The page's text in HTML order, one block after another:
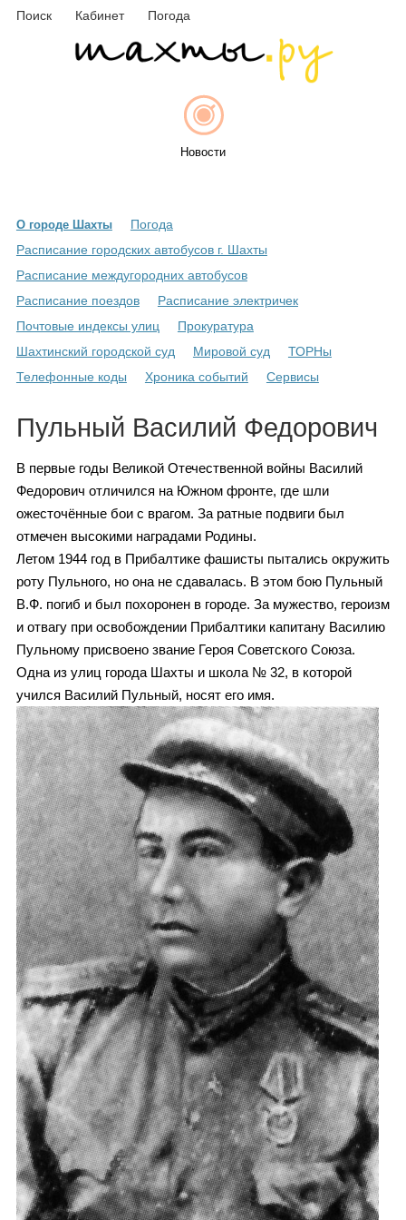
Поиск Кабинет Погода
Новости
Объявления
Инфо
Гороскоп
Карты
Фотогалерея
О городе Шахты
Погода
Расписание городских автобусов г. Шахты
Расписание междугородних автобусов
Расписание поездов
Расписание электричек
Почтовые индексы улиц
Прокуратура
Шахтинский городской суд
Мировой суд
ТОРНы
Телефонные коды
Хроника событий Сервисы
Пульный Василий Федорович
В первые годы Великой Отечественной войны Василий
Федорович отличился на Южном фронте, где шли
ожесточённые бои с врагом. За ратные подвиги был
отмечен высокими наградами Родины.
Летом 1944 год в Прибалтике фашисты пытались окружить
роту Пульного, но она не сдавалась. В этом бою Пульный
В.Ф. погиб и был похоронен в городе. За мужество, героизм
и отвагу при освобождении Прибалтики капитану Василию
Пульному присвоено звание Героя Советского Союза.
Одна из улиц города Шахты и школа № 32, в которой
учился Василий Пульный, носят его имя.